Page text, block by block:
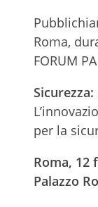
Roma,
FORUM
per la
Roma, 12
Palazzo